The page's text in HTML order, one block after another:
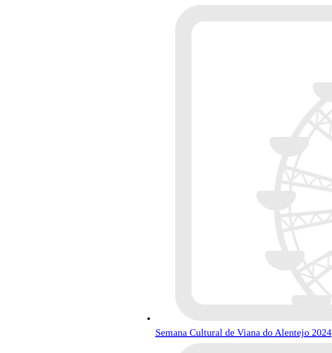
Semana Cultural de Viana do Alentejo 2024